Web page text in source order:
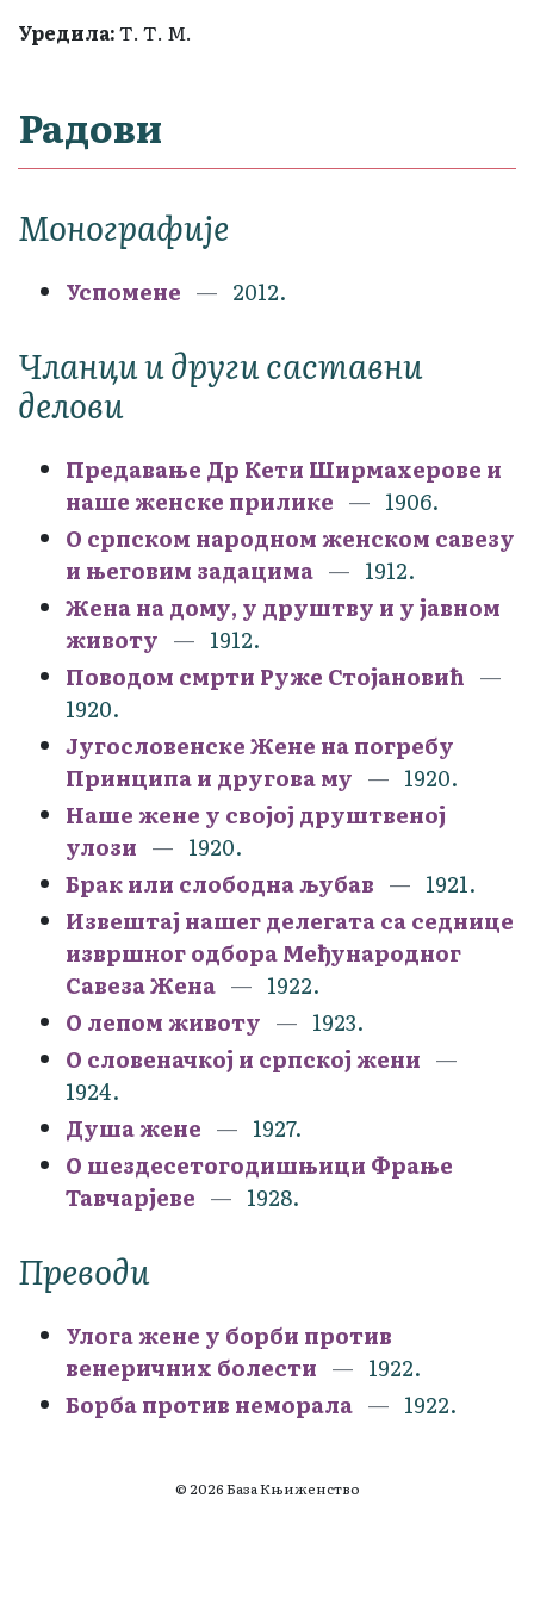
Уредила:Т. Т. М.
Радови
Монографије
Успомене 2012.
Чланци и други саставни
делови
Предавање Др Кети Ширмахерове и
наше женске прилике
1906.
О српском народном женском савезу
и његовим задацима
1912.
Жена на дому, у друштву и у јавном
животу
1912.
Поводом смрти Руже Стојановић
1920.
Југословенске Жене на погребу
Принципа и другова му
1920.
Наше жене у својој друштвеној
улози
1920.
Брак или слободна љубав
1921.
Извештај нашег делегата са седнице
извршног одбора Међународног
Савеза Жена
1922.
О лепом животу
1923.
О словеначкој и српској жени
1924.
Душа жене
1927.
О шездесетогодишњици Фрање
Тавчарјеве
1928.
Преводи
Улога жене у борби против
венеричних болести
1922.
Борба против неморала
1922.
© 2026 База Књиженство